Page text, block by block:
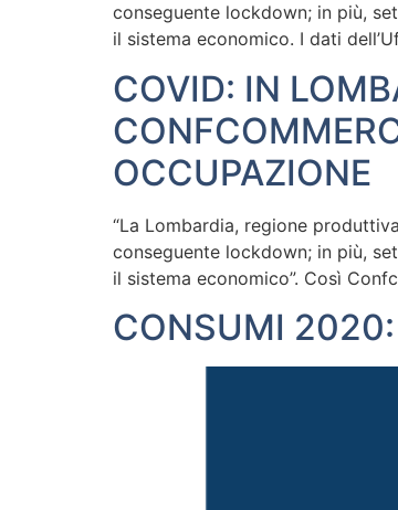
conseguente lockdown; in più,
il sistema economico. I dati
COVID: IN
OCCUPAZIONE
“La Lombardia, regione
conseguente lockdown; in più,
il sistema economico”. Così
CONSUMI